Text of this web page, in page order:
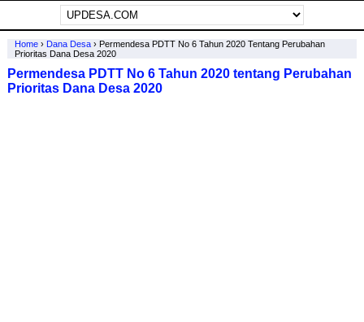
Home› Dana Desa› Permendesa PDTT No 6 Tahun 2020 Tentang Perubahan
Prioritas Dana Desa 2020
Permendesa PDTT No 6 Tahun 2020 tentang Perubahan
Prioritas Dana Desa 2020